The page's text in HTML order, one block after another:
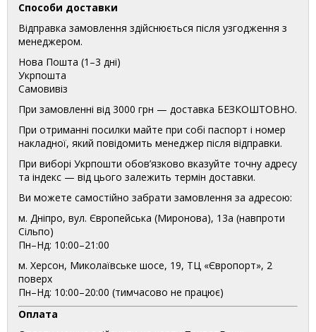
Способи доставки
Відправка замовлення здійснюється після узгодження з
менеджером.
Нова Пошта (1–3 дні)
Укрпошта
Самовивіз
При замовленні від 3000 грн — доставка БЕЗКОШТОВНО.
При отриманні посилки майте при собі паспорт і номер
накладної, який повідомить менеджер після відправки.
При виборі Укрпошти обов’язково вказуйте точну адресу
та індекс — від цього залежить термін доставки.
Ви можете самостійно забрати замовлення за адресою:
м. Дніпро, вул. Європейська (Миронова), 13а (навпроти
Сільпо)
Пн–Нд: 10:00–21:00
м. Херсон, Миколаївське шосе, 19, ТЦ «Європорт», 2
поверх
Пн–Нд: 10:00–20:00 (тимчасово не працює)
Оплата